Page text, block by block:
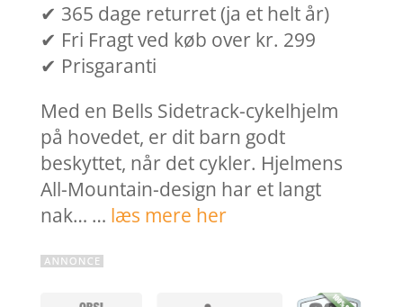
✔ 365 dage returret (ja et helt år)
✔ Fri Fragt ved køb over kr. 299
✔ Prisgaranti
Med en Bells Sidetrack-cykelhjelm
på hovedet, er dit barn godt
beskyttet, når det cykler. Hjelmens
All-Mountain-design har et langt
nak… … læs mere her